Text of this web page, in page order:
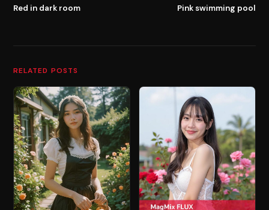
Red in dark room Pink swimming pool
RELATED POSTS